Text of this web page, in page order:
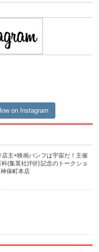
on Instagram
主×映画パンフは宇宙だ！主催
(集英社)刊行記念のトークショ
保町本店